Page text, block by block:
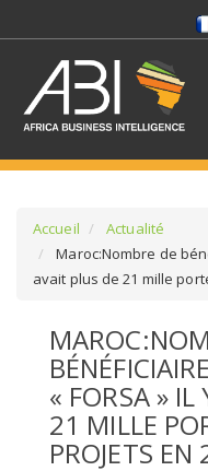
SÉLECTIONNEZ UN
SELECTIONNEZ UNE
SÉLECTIONNEZ UNE
Accueil
Actualité
Maroc:Nombre de
avait plus de 21 mille
« FORSA » IL
21 MILLE
PROJETS EN